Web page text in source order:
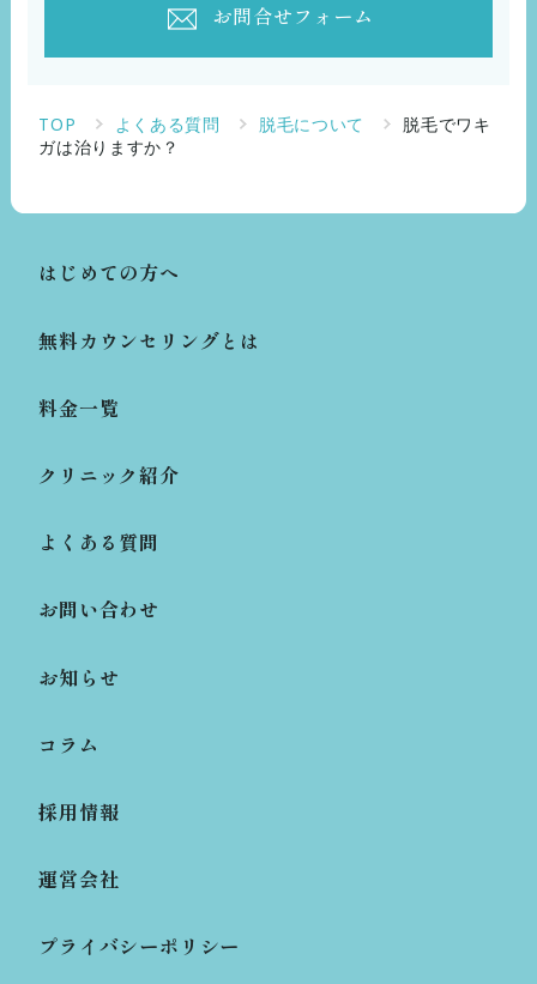
お問合せフォーム
TOP よくある質問 脱毛について
脱毛でワキ
ガは治りますか？
はじめての方へ
無料カウンセリングとは
料金一覧
クリニック紹介
よくある質問
お問い合わせ
お知らせ
コラム
採用情報
運営会社
プライバシーポリシー